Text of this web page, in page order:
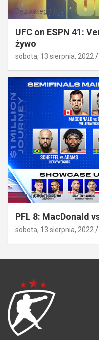
Bez kategorii
UFC on ESPN 41:
żywo
sobota, 13 sierpnia, 2022
Bez kategorii
PFL 8: MacDonald
sobota, 13 sierpnia, 2022